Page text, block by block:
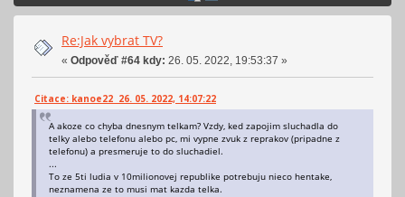
Re:Jak vybrat TV?
« Odpověď #64 kdy: 26. 05. 2022, 19:53:37 »
Citace: kanoe22 26. 05. 2022, 14:07:22
A akoze co chyba dnesnym telkam? Vzdy, ked zapojim sluchadla do
telky alebo telefonu alebo pc, mi vypne zvuk z reprakov (pripadne z
telefonu) a presmeruje to do sluchadiel.
...
To ze 5ti ludia v 10milionovej republike potrebuju nieco hentake,
neznamena ze to musi mat kazda telka.